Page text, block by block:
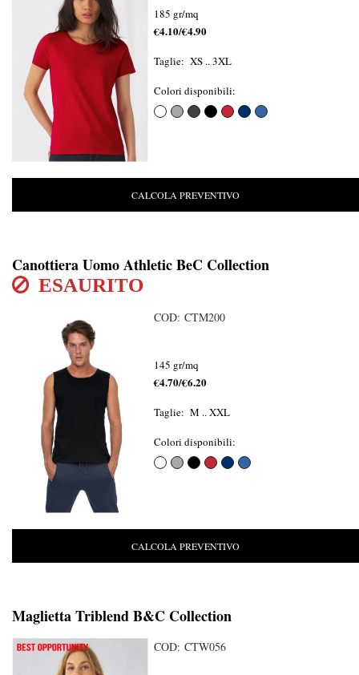
185 gr/mq
€4.10/€4.90
Taglie: XS .. 3XL
Colori disponibili:
CALCOLA PREVENTIVO
Canottiera Uomo Athletic BeC Collection
ESAURITO
COD: CTM200
145 gr/mq
€4.70/€6.20
Taglie: M .. XXL
Colori disponibili:
CALCOLA PREVENTIVO
Maglietta Triblend B&C Collection
COD: CTW056